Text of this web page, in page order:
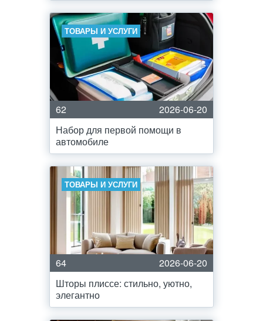
ТОВАРЫ И УСЛУГИ
62
2026-06-20
Набор для первой помощи в
автомобиле
ТОВАРЫ И УСЛУГИ
64
2026-06-20
Шторы плиссе: стильно, уютно,
элегантно